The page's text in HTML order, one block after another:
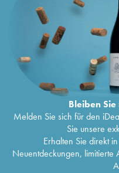
Bleiben
Melden Sie sich für den
Sie unsere
Erhalten Sie direkt
Neuentdeckungen, limitierte